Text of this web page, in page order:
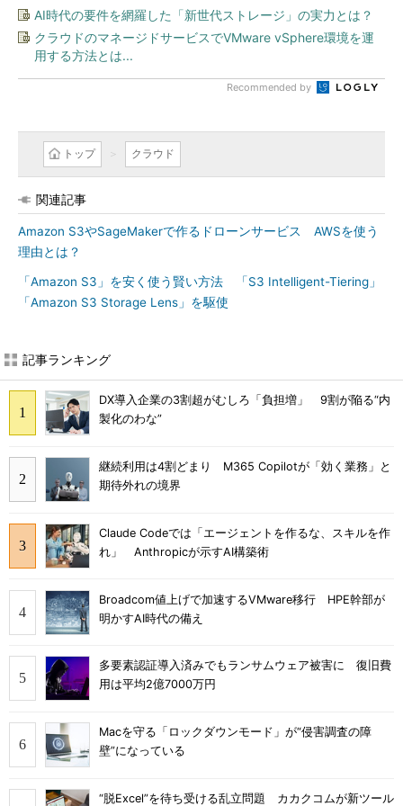
AI時代の要件を網羅した「新世代ストレージ」の実力とは？
クラウドのマネージドサービスでVMware vSphere環境を運
用する方法とは...
Recommended by
トップ クラウド
関連記事
Amazon S3やSageMakerで作るドローンサービス AWSを使う
理由とは？
「Amazon S3」を安く使う賢い方法 「S3 Intelligent-Tiering」
「Amazon S3 Storage Lens」を駆使
記事ランキング
DX導入企業の3割超がむしろ「負担増」 9割が陥る“内
製化のわな”
継続利用は4割どまり M365 Copilotが「効く業務」と
期待外れの境界
Claude Codeでは「エージェントを作るな、スキルを作
れ」 Anthropicが示すAI構築術
Broadcom値上げで加速するVMware移行 HPE幹部が
明かすAI時代の備え
多要素認証導入済みでもランサムウェア被害に 復旧費
用は平均2億7000万円
Macを守る「ロックダウンモード」が“侵害調査の障
壁”になっている
“脱Excel”を待ち受ける乱立問題 カカクコムが新ツール